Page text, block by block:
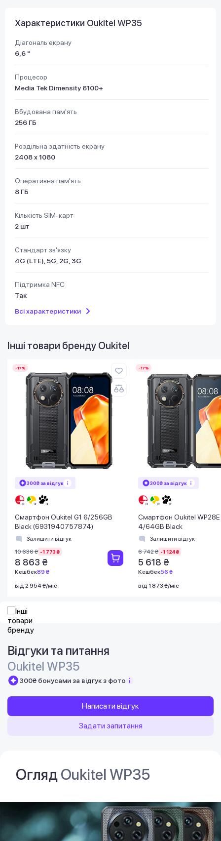
Характеристики Oukitel WP35
Діагональ екрану
6,6 "
Процесор
Media Tek Dimensity 6100+
Вбудована пам'ять
256 ГБ
Роздільна здатність екрану
2408 x 1080
Оперативна пам'ять
8 ГБ
Кількість SIM-карт
2 шт
Стандарт зв'язку
4G (LTE), 5G, 2G, 3G
Підтримка NFC
Так
Всі характеристики
Інші товари бренду Oukitel
-17%
300₴ за відгук
Смартфон Oukitel G1 6/256GB
Black (6931940757874)
Залишити відгук
10 636 ₴ -1 773 ₴
8 863 ₴
Кешбек89 ₴
від 2 954 ₴/міс
-17%
300₴ за відгук
Смартфон Oukitel WP28E
4/64GB Black
Залишити відгук
6 742 ₴ -1 124 ₴
5 618 ₴
Кешбек56 ₴
від 1 873 ₴/міс
Відгуки та питання
Oukitel WP35
300₴ бонусами за відгук з фото
Написати відгук
Задати запитання
ОглядOukitel WP35